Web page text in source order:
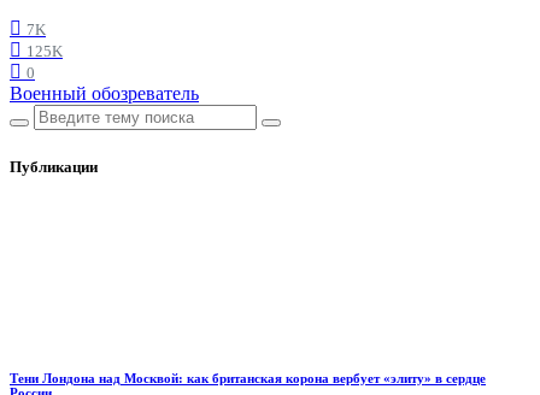
7K
125K
0
Военный обозреватель
Публикации
Тени Лондона над Москвой: как британская корона вербует «элиту» в сердце